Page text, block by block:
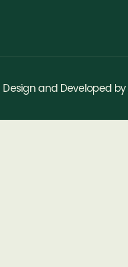
Design and Developed by